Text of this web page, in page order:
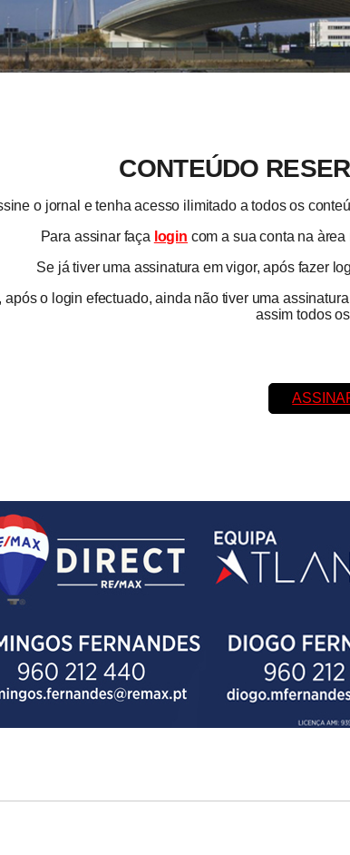
CONTEÚDO
o jornal e tenha acesso ilimitado a todos os
Para assinar faça login com a sua conta na
Se já tiver uma assinatura em vigor, após fazer
após o login efectuado, ainda não tiver uma
assim todos